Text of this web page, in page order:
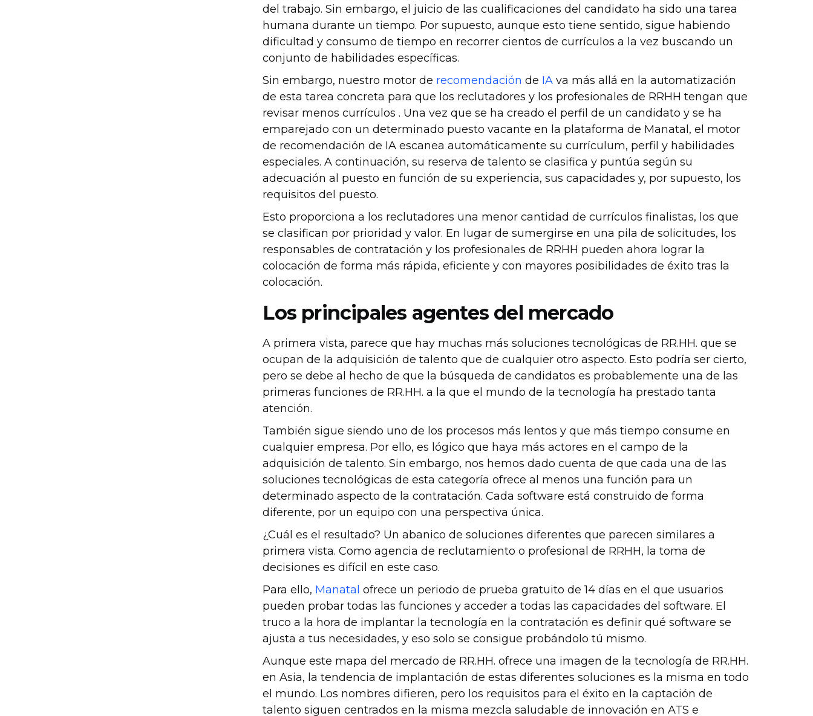
del trabajo. Sin embargo, el juicio de las cualificaciones del candidato ha sido una tarea
humana durante un tiempo. Por supuesto, aunque esto tiene sentido, sigue habiendo
dificultad y consumo de tiempo en recorrer cientos de currículos a la vez buscando un
conjunto de habilidades específicas.
Sin embargo, nuestro motor de recomendación de IA va más allá en la automatización
de esta tarea concreta para que los reclutadores y los profesionales de RRHH tengan que
revisar menos currículos . Una vez que se ha creado el perfil de un candidato y se ha
emparejado con un determinado puesto vacante en la plataforma de Manatal, el motor
de recomendación de IA escanea automáticamente su currículum, perfil y habilidades
especiales. A continuación, su reserva de talento se clasifica y puntúa según su
adecuación al puesto en función de su experiencia, sus capacidades y, por supuesto, los
requisitos del puesto.
Esto proporciona a los reclutadores una menor cantidad de currículos finalistas, los que
se clasifican por prioridad y valor. En lugar de sumergirse en una pila de solicitudes, los
responsables de contratación y los profesionales de RRHH pueden ahora lograr la
colocación de forma más rápida, eficiente y con mayores posibilidades de éxito tras la
colocación.
Los principales agentes del mercado
A primera vista, parece que hay muchas más soluciones tecnológicas de RR.HH. que se
ocupan de la adquisición de talento que de cualquier otro aspecto. Esto podría ser cierto,
pero se debe al hecho de que la búsqueda de candidatos es probablemente una de las
primeras funciones de RR.HH. a la que el mundo de la tecnología ha prestado tanta
atención.
También sigue siendo uno de los procesos más lentos y que más tiempo consume en
cualquier empresa. Por ello, es lógico que haya más actores en el campo de la
adquisición de talento. Sin embargo, nos hemos dado cuenta de que cada una de las
soluciones tecnológicas de esta categoría ofrece al menos una función para un
determinado aspecto de la contratación. Cada software está construido de forma
diferente, por un equipo con una perspectiva única.
¿Cuál es el resultado? Un abanico de soluciones diferentes que parecen similares a
primera vista. Como agencia de reclutamiento o profesional de RRHH, la toma de
decisiones es difícil en este caso.
Para ello, Manatalofrece un periodo de prueba gratuito de 14 días en el que usuarios
pueden probar todas las funciones y acceder a todas las capacidades del software. El
truco a la hora de implantar la tecnología en la contratación es definir qué software se
ajusta a tus necesidades, y eso solo se consigue probándolo tú mismo.
Aunque este mapa del mercado de RR.HH. ofrece una imagen de la tecnología de RR.HH.
en Asia, la tendencia de implantación de estas diferentes soluciones es la misma en todo
el mundo. Los nombres difieren, pero los requisitos para el éxito en la captación de
talento siguen centrados en la misma mezcla saludable de innovación en ATS e